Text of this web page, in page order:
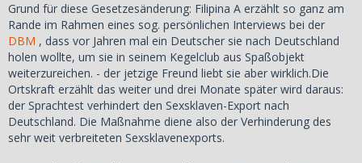
Grund für diese Gesetzesänderung: Filipina A erzählt so ganz am
Rande im Rahmen eines sog. persönlichen Interviews bei der
DBM , dass vor Jahren mal ein Deutscher sie nach Deutschland
holen wollte, um sie in seinem Kegelclub aus Spaßobjekt
weiterzureichen. - der jetzige Freund liebt sie aber wirklich.Die
Ortskraft erzählt das weiter und drei Monate später wird daraus:
der Sprachtest verhindert den Sexsklaven-Export nach
Deutschland. Die Maßnahme diene also der Verhinderung des
sehr weit verbreiteten Sexsklavenexports.